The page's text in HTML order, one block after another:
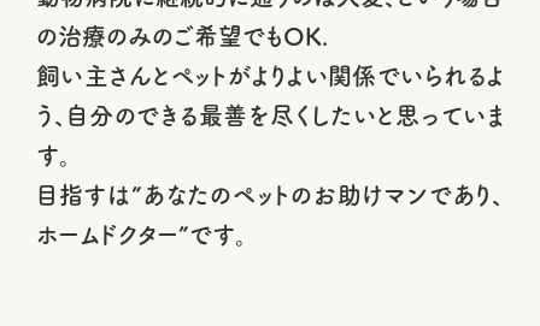
の治療のみのご希望でもOK.
飼い主さんとペットがよりよい関係でいられるよ
う、自分のできる最善を尽くしたいと思っていま
す。
目指すは”あなたのペットのお助けマンであり、
ホームドクター”です。